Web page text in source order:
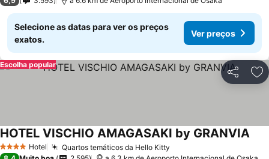
Selecione as datas para ver os preços
exatos.
Ver preços
Partilhar
Escolha popular
4 EstrelasHotel Quartos temáticos da Hello Kitty
HOTEL VISCHIO AMAGASAKI by GRANVIAVer